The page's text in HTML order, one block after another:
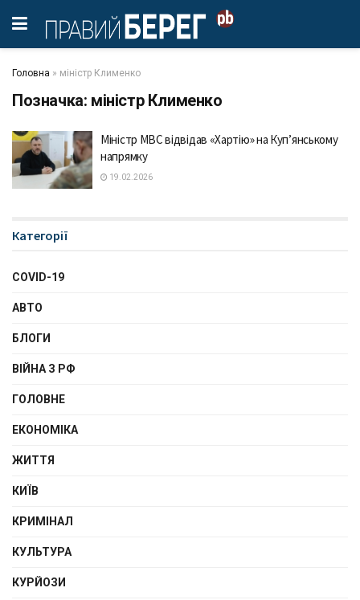
Головна » міністр Клименко
Позначка: міністр Клименко
Міністр МВС відвідав «Хартію» на Куп’янському
напрямку
19.02.2026
Категорії
COVID-19
АВТО
БЛОГИ
ВІЙНА З РФ
ГОЛОВНЕ
ЕКОНОМІКА
ЖИТТЯ
КИЇВ
КРИМІНАЛ
КУЛЬТУРА
КУРЙОЗИ